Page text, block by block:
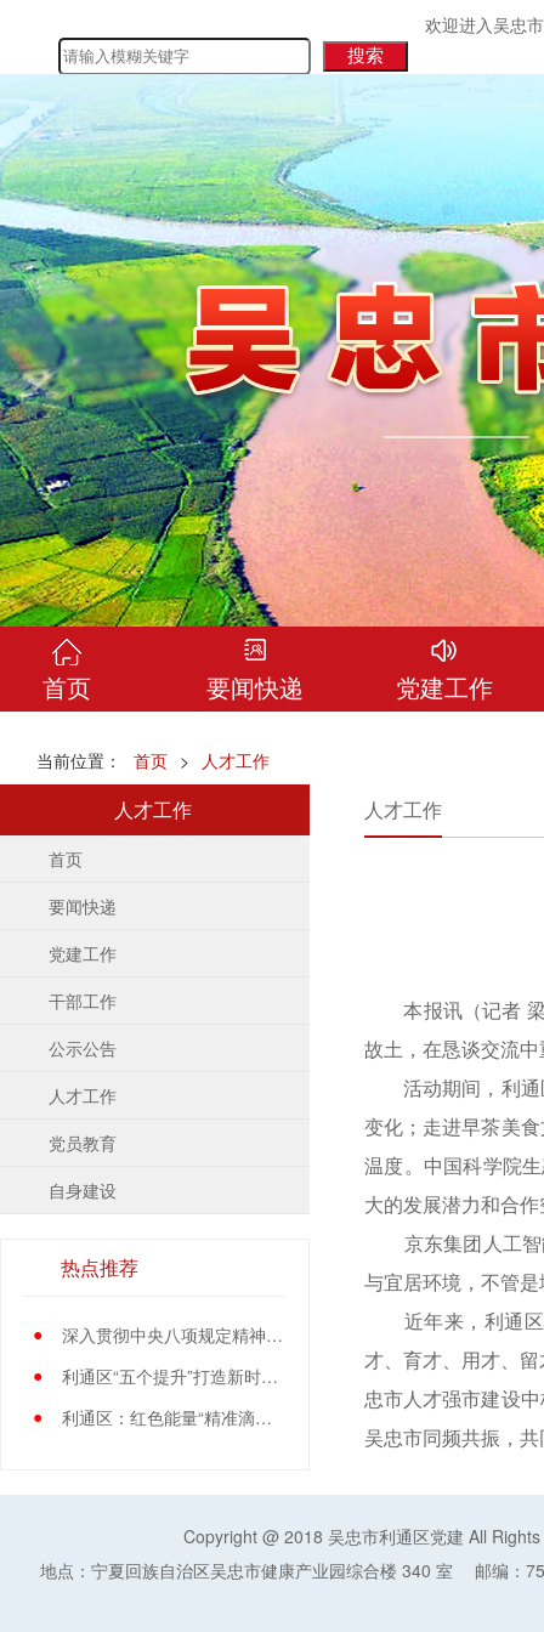
欢迎进入吴忠
首页 要闻快递 党建工作
当前位置： 首页 > 人才工作
人才工作
首页
要闻快递
党建工作
干部工作
公示公告
人才工作
党员教育
自身建设
热点推荐
●
深入贯彻中央八项规定精神学习教育中央指导组暨中央层面工作专班总结会议召开
●
利通区“五个提升”打造新时代党员先锋队伍
●
利通区：红色能量“精准滴灌”基层党员
人才工作
本报讯（记者
故土，在恳谈交流
活动期间，利
变化；走进早茶美
温度。中国科学院
大的发展潜力和合
京东集团人工
与宜居环境，不管
近年来，利通
才、育才、用才、
忠市人才强市建设
吴忠市同频共振，
Copyright @ 2018 吴忠市利通区党建 All
地点：宁夏回族自治区吴忠市健康产业园综合楼 340 室 邮编：